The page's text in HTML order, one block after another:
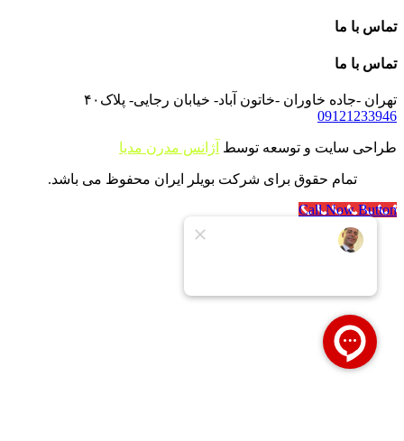
تماس با ما
تماس با ما
تهران -جاده خاوران -خاتون آباد- خیابان رجایی- پلاک۴۰
09121233946
طراحی سایت و توسعه توسط آژانس مدرن مدیا
تمام حقوق برای شرکت بویلر ایران محفوظ می باشد.
Call Now Button